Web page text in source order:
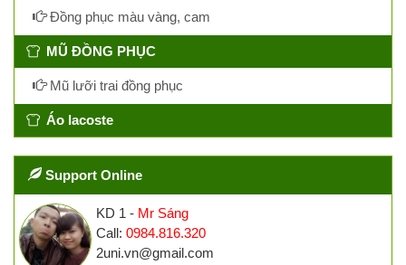
Đồng phục màu vàng, cam
MŨ ĐỒNG PHỤC
Mũ lưỡi trai đồng phục
Áo lacoste
Support Online
KD 1 - Mr Sáng
Call: 0984.816.320
2uni.vn@gmail.com